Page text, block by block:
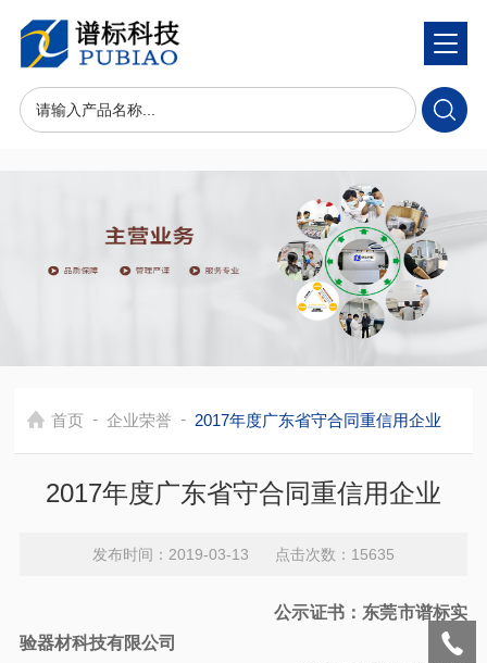
首页 - 企业荣誉 - 2017年度广东省守合同重信用企业
2017年度广东省守合同重信用企业
发布时间：2019-03-13 点击次数：15635
公示证书：东莞市谱标实
验器材科技有限公司